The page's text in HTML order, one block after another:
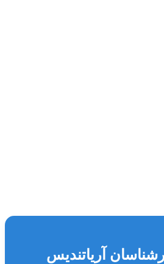
آریاتندیس